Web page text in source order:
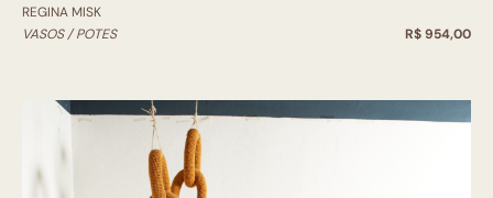
REGINA MISK
VASOS / POTES
R$ 954,00